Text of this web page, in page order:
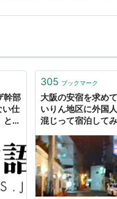
人…
幹部
仕
とい
305 ブックマーク
大阪の安宿を求め
いりん地区に外国
混じって宿泊して